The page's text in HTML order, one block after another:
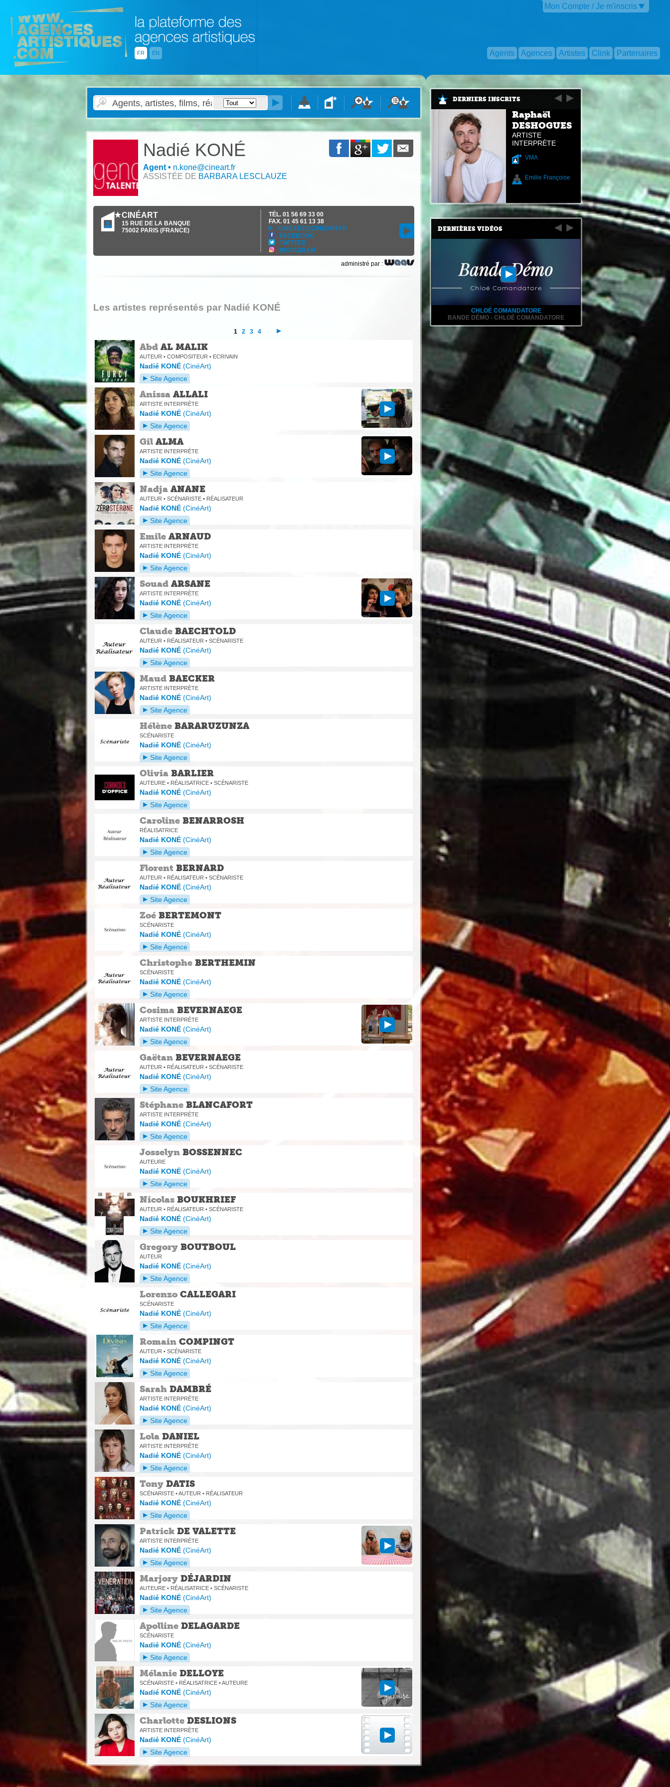
FR EN
Mon Compte / Je m'inscris
Agents Agences Artistes Clink Partenaires
Nadié KONÉ
Agent • n.kone@cineart.fr
ASSISTÉE DE BARBARA LESCLAUZE
CINÉART
15 RUE DE LA BANQUE
75002 PARIS (FRANCE)
TÉL. 01 56 69 33 00
FAX. 01 45 61 13 38
CINEART@CINEART.FR
FACEBOOK
TWITTER
INSTAGRAM
administré par :
Les artistes représentés par Nadié KONÉ
1 2 3 4
Abd AL MALIK
AUTEUR • COMPOSITEUR • ECRIVAIN
Nadié KONÉ (CinéArt)
Site Agence
Anissa ALLALI
ARTISTE INTERPRÈTE
Nadié KONÉ (CinéArt)
Site Agence
Gil ALMA
ARTISTE INTERPRÈTE
Nadié KONÉ (CinéArt)
Site Agence
Nadja ANANE
AUTEUR • SCÉNARISTE • RÉALISATEUR
Nadié KONÉ (CinéArt)
Site Agence
Emile ARNAUD
ARTISTE INTERPRÈTE
Nadié KONÉ (CinéArt)
Site Agence
Souad ARSANE
ARTISTE INTERPRÈTE
Nadié KONÉ (CinéArt)
Site Agence
Claude BAECHTOLD
AUTEUR • RÉALISATEUR • SCÉNARISTE
Nadié KONÉ (CinéArt)
Site Agence
Maud BAECKER
ARTISTE INTERPRÈTE
Nadié KONÉ (CinéArt)
Site Agence
Hélène BARARUZUNZA
SCÉNARISTE
Nadié KONÉ (CinéArt)
Site Agence
Olivia BARLIER
AUTEURE • RÉALISATRICE • SCÉNARISTE
Nadié KONÉ (CinéArt)
Site Agence
Caroline BENARROSH
RÉALISATRICE
Nadié KONÉ (CinéArt)
Site Agence
Florent BERNARD
AUTEUR • RÉALISATEUR • SCÉNARISTE
Nadié KONÉ (CinéArt)
Site Agence
Zoé BERTEMONT
SCÉNARISTE
Nadié KONÉ (CinéArt)
Site Agence
Christophe BERTHEMIN
SCÉNARISTE
Nadié KONÉ (CinéArt)
Site Agence
Cosima BEVERNAEGE
ARTISTE INTERPRÈTE
Nadié KONÉ (CinéArt)
Site Agence
Gaëtan BEVERNAEGE
AUTEUR • RÉALISATEUR • SCÉNARISTE
Nadié KONÉ (CinéArt)
Site Agence
Stéphane BLANCAFORT
ARTISTE INTERPRÈTE
Nadié KONÉ (CinéArt)
Site Agence
Josselyn BOSSENNEC
AUTEURE
Nadié KONÉ (CinéArt)
Site Agence
Nicolas BOUKHRIEF
AUTEUR • RÉALISATEUR • SCÉNARISTE
Nadié KONÉ (CinéArt)
Site Agence
Gregory BOUTBOUL
AUTEUR
Nadié KONÉ (CinéArt)
Site Agence
Lorenzo CALLEGARI
SCÉNARISTE
Nadié KONÉ (CinéArt)
Site Agence
Romain COMPINGT
AUTEUR • SCÉNARISTE
Nadié KONÉ (CinéArt)
Site Agence
Sarah DAMBRÉ
ARTISTE INTERPRÈTE
Nadié KONÉ (CinéArt)
Site Agence
Lola DANIEL
ARTISTE INTERPRÈTE
Nadié KONÉ (CinéArt)
Site Agence
Tony DATIS
SCÉNARISTE • AUTEUR • RÉALISATEUR
Nadié KONÉ (CinéArt)
Site Agence
Patrick DE VALETTE
ARTISTE INTERPRÈTE
Nadié KONÉ (CinéArt)
Site Agence
Marjory DÉJARDIN
AUTEURE • RÉALISATRICE • SCÉNARISTE
Nadié KONÉ (CinéArt)
Site Agence
Apolline DELAGARDE
SCÉNARISTE
Nadié KONÉ (CinéArt)
Site Agence
Mélanie DELLOYE
SCÉNARISTE • RÉALISATRICE • AUTEURE
Nadié KONÉ (CinéArt)
Site Agence
Charlotte DESLIONS
ARTISTE INTERPRÈTE
Nadié KONÉ (CinéArt)
Site Agence
DERNIERS INSCRITS
Raphaël
DESHOGUES
ARTISTE
INTERPRÈTE
VMA
Emilie Françoise
DERNIÈRES VIDÉOS
CHLOÉ COMANDATORE
BANDE DÉMO - CHLOÉ COMANDATORE